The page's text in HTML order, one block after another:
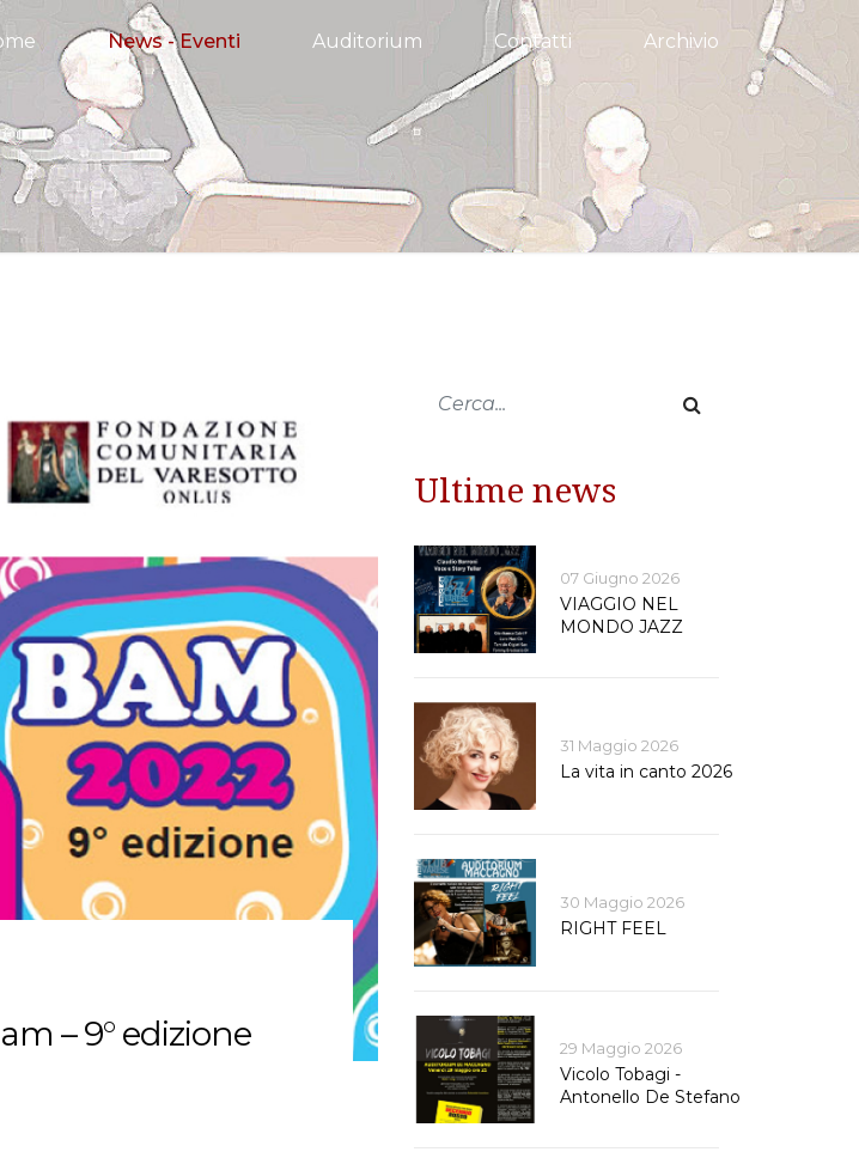
News - Eventi Auditorium Contatti Archivio
– 9° edizione
Ultime news
07 Giugno 2026
VIAGGIO NEL
MONDO JAZZ
31 Maggio 2026
La vita in canto 2026
30 Maggio 2026
RIGHT FEEL
29 Maggio 2026
Vicolo Tobagi -
Antonello De Stefano